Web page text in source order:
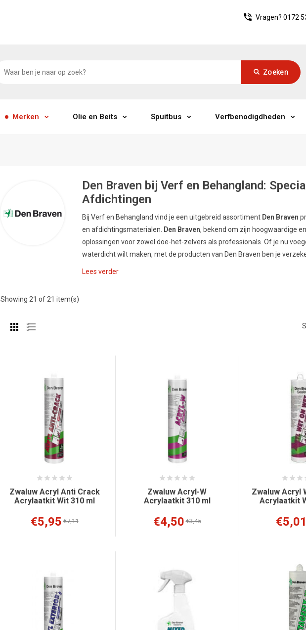
Vragen? 0172
Zoeken
Merken Olie en Beits Spuitbus Verfbenodigdheden
Den Braven bij Verf en Behangland:
Afdichtingen
Bij Verf en Behangland vind je een uitgebreid assortiment Den Braven
en afdichtingsmaterialen. Den Braven, bekend om zijn hoogwaardige
oplossingen voor zowel doe-het-zelvers als professionals. Of je nu
waterdicht wilt maken, met de producten van Den Braven ben je
Lees verder
Showing 21 of 21 item(s)
Zwaluw Acryl Anti Crack
Acrylaatkit Wit 310 ml
€5,95 €7,11
Zwaluw Acryl-W
Acrylaatkit 310 ml
€4,50 €3,45
Zwaluw Acryl
Acrylaatkit
€5,01